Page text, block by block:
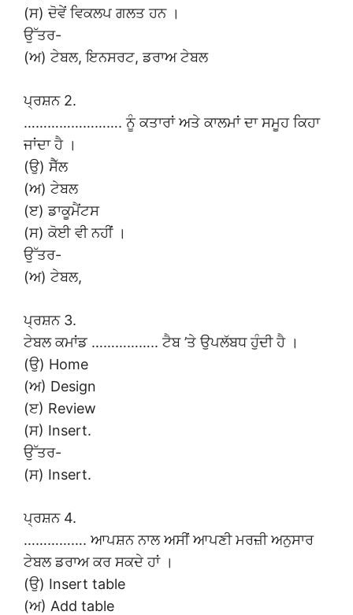
(ਸ) ਦੋਵੇਂ ਵਿਕਲਪ ਗਲਤ ਹਨ ।
ਉੱਤਰ-
(ਅ) ਟੇਬਲ, ਇਨਸਰਟ, ਡਰਾਅ ਟੇਬਲ
ਪ੍ਰਸ਼ਨ 2.
……………………. ਨੂੰ ਕਤਾਰਾਂ ਅਤੇ ਕਾਲਮਾਂ ਦਾ ਸਮੂਹ ਕਿਹਾ
ਜਾਂਦਾ ਹੈ ।
(ਉ) ਸੈੱਲ
(ਅ) ਟੇਬਲ
(ੲ) ਡਾਕੂਮੈਂਟਸ
(ਸ) ਕੋਈ ਵੀ ਨਹੀਂ ।
ਉੱਤਰ-
(ਅ) ਟੇਬਲ,
ਪ੍ਰਸ਼ਨ 3.
ਟੇਬਲ ਕਮਾਂਡ …………….. ਟੈਬ ’ਤੇ ਉਪਲੱਬਧ ਹੁੰਦੀ ਹੈ ।
(ਉ) Home
(ਅ) Design
(ੲ) Review
(ਸ) Insert.
ਉੱਤਰ-
(ਸ) Insert.
ਪ੍ਰਸ਼ਨ 4.
……………. ਆਪਸ਼ਨ ਨਾਲ ਅਸੀਂ ਆਪਣੀ ਮਰਜ਼ੀ ਅਨੁਸਾਰ
ਟੇਬਲ ਡਰਾਅ ਕਰ ਸਕਦੇ ਹਾਂ ।
(ਉ) Insert table
(ਅ) Add table